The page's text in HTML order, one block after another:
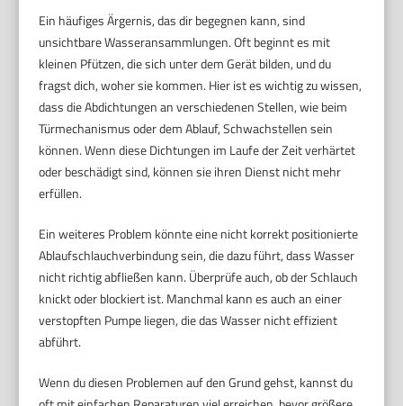
Ein häufiges Ärgernis, das dir begegnen kann, sind
unsichtbare Wasseransammlungen. Oft beginnt es mit
kleinen Pfützen, die sich unter dem Gerät bilden, und du
fragst dich, woher sie kommen. Hier ist es wichtig zu wissen,
dass die Abdichtungen an verschiedenen Stellen, wie beim
Türmechanismus oder dem Ablauf, Schwachstellen sein
können. Wenn diese Dichtungen im Laufe der Zeit verhärtet
oder beschädigt sind, können sie ihren Dienst nicht mehr
erfüllen.
Ein weiteres Problem könnte eine nicht korrekt positionierte
Ablaufschlauchverbindung sein, die dazu führt, dass Wasser
nicht richtig abfließen kann. Überprüfe auch, ob der Schlauch
knickt oder blockiert ist. Manchmal kann es auch an einer
verstopften Pumpe liegen, die das Wasser nicht effizient
abführt.
Wenn du diesen Problemen auf den Grund gehst, kannst du